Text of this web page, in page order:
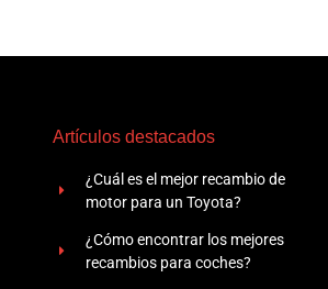
Artículos destacados
¿Cuál es el mejor recambio de
motor para un Toyota?
¿Cómo encontrar los mejores
recambios para coches?